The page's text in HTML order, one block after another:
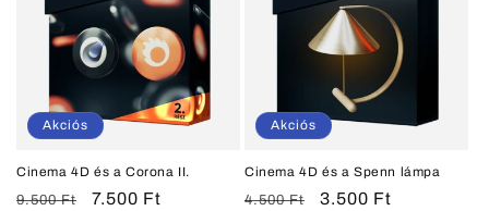
Akciós
Cinema 4D és a Corona II.
Normál
9.500 Ft
Akciós
7.500 Ft
Akciós
Cinema 4D és a Spenn lámpa
Normál
4.500 Ft
Akciós
3.500 Ft